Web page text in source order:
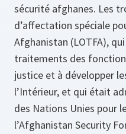
sécurité afghanes. Les
d’affectation spéciale
Afghanistan (LOTFA),
traitements des
justice et à développer
l’Intérieur, et qui était
des Nations Unies pour
l’Afghanistan Security